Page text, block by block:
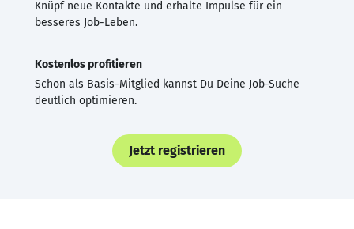
Knüpf neue Kontakte und erhalte Impulse für ein
besseres Job-Leben.
Kostenlos profitieren
Schon als Basis-Mitglied kannst Du Deine Job-Suche
deutlich optimieren.
Jetzt registrieren